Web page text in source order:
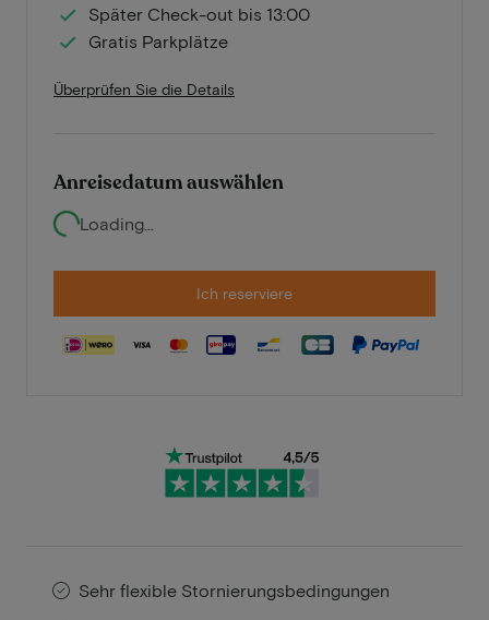
Später Check-out bis 13:00
Gratis Parkplätze
Überprüfen Sie die Details
Anreisedatum auswählen
Loading...
Ich reserviere
Sehr flexible Stornierungsbedingungen